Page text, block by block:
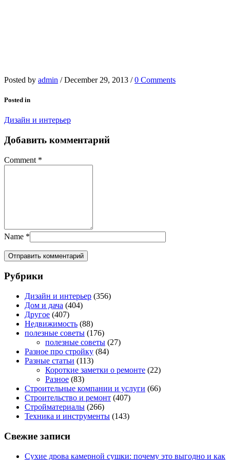
Posted by admin / December 29, 2013 / 0 Comments
Posted in
Дизайн и интерьер
Добавить комментарий
Comment *
Name *
Рубрики
Дизайн и интерьер (356)
Дом и дача (404)
Другое (407)
Недвижимость (88)
полезные советы (176)
полезные советы (27)
Разное про стройку (84)
Разные статьи (113)
Короткие заметки о ремонте (22)
Разное (83)
Строительные компании и услуги (66)
Строительство и ремонт (407)
Стройматериалы (266)
Техника и инструменты (143)
Свежие записи
Сухие дрова камерной сушки: почему это выгодно и как